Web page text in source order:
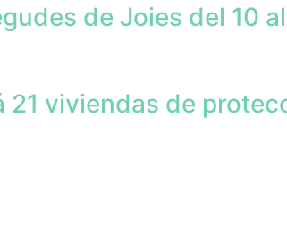
de Joies del 10
viviendas de